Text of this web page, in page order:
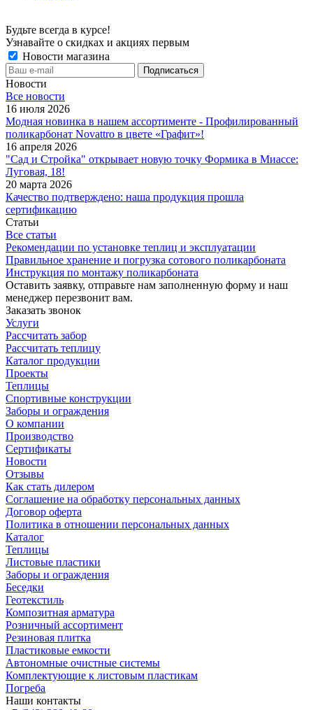
Будьте всегда в курсе!
Узнавайте о скидках и акциях первым
Новости магазина
Новости
Все новости
16 июля 2026
Модная новинка в нашем ассортименте - Профилированный
поликарбонат Novattro в цвете «Графит»!
16 апреля 2026
"Сад и Стройка" открывает новую точку Формика в Миассе:
Луговая, 18!
20 марта 2026
Качество подтверждено: наша продукция прошла
сертификацию
Статьи
Все статьи
Рекомендации по установке теплиц и эксплуатации
Правильное хранение и погрузка сотового поликарбоната
Инструкция по монтажу поликарбоната
Оставить заявку, отправьте нам заполненную форму и наш
менеджер перезвонит вам.
Заказать звонок
Услуги
Рассчитать забор
Рассчитать теплицу
Каталог продукции
Проекты
Теплицы
Спортивные конструкции
Заборы и ограждения
О компании
Производство
Сертификаты
Новости
Отзывы
Как стать дилером
Соглашение на обработку персональных данных
Договор оферта
Политика в отношении персональных данных
Каталог
Теплицы
Листовые пластики
Заборы и ограждения
Беседки
Геотекстиль
Композитная арматура
Розничный ассортимент
Резиновая плитка
Пластиковые емкости
Автономные очистные системы
Комплектующие к листовым пластикам
Погреба
Наши контакты